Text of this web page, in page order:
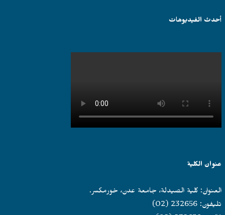
أحدث الفيديوهات
عنوان الكلية
العنوان: كلية الصيدلة، جامعة عدن، خورمكسر.
تليفون: 232656 (02)